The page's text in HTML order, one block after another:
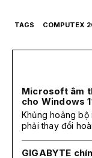
TAGS COMPUTEX
Microsoft âm
cho Windows
Khủng hoảng bộ
phải thay đổi
GIGABYTE